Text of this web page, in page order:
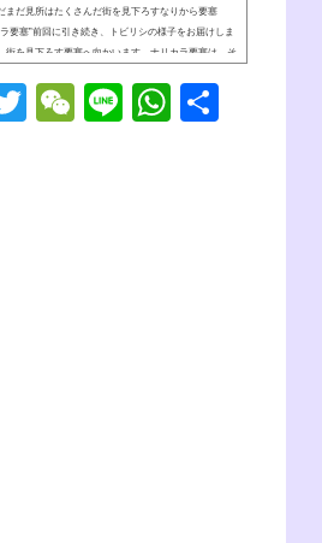
まだ見所はたくさんだ街を見下ろすなりから要塞
要塞”前回に引き続き、トビリシの様子をお届けしま
街を見下ろす要塞へ向かいます。ナリカラ要塞は、そ
要塞です。AJ(nobu)今は、かなり廃城みたいになって
が日本人的にはGOODだよね。トビリシ市街から小一
T
W
Li
W